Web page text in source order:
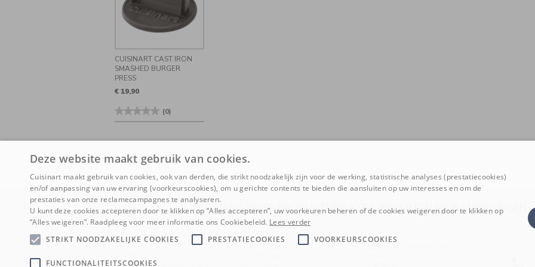
CUISINART CAST IRON
SMASHED BURGER
PRESS
€ 19,90
★★★★★
★★★★★
Geen
Iron
Burger
(0)
ONTVANG ONZE PRODUCTUPDATES, RECEPTEN EN AANBIEDINGEN
KLANTENSERVICE
Deze website maakt gebruik van cookies.
Cuisinart maakt gebruik van cookies, ook van derden, die strikt noodzakelijk zijn voor de werking, statistische analyses (prestatiecookies)
en/of aanpassing van uw ervaring (voorkeurscookies), om u gerichte contents te bieden die aansluiten op uw interesses en om de
prestaties van onze reclamecampagnes te analyseren.
U kunt deze cookies accepteren door te klikken op “Alles accepteren”, uw voorkeuren beheren of de cookies weigeren door te klikken op
“Alles weigeren”. Raadpleeg voor meer informatie ons Cookiebeleid. Lees verder
STRIKT NOODZAKELIJKE COOKIES
PRESTATIECOOKIES VOORKEURSCOOKIES
FUNCTIONALITEITSCOOKIES